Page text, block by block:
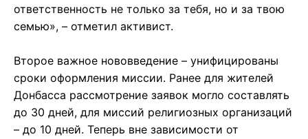
ответственность не только за тебя, но и за твою
семью», – отметил активист.
Второе важное нововведение – унифицированы
сроки оформления миссии. Ранее для жителей
Донбасса рассмотрение заявок могло составлять
до 30 дней, для миссий религиозных организаций
– до 10 дней. Теперь вне зависимости от